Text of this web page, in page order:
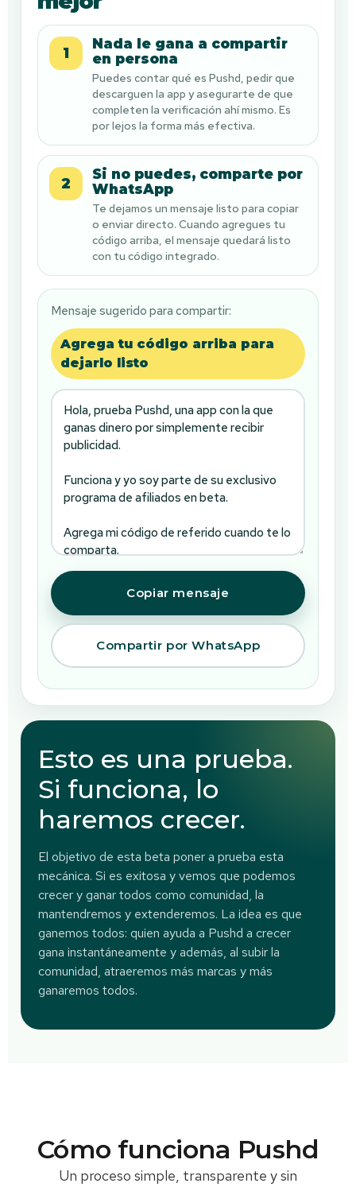
1
Nada le gana a compartir
en persona
Puedes contar qué es Pushd, pedir que
descarguen la app y asegurarte de que
completen la verificación ahí mismo. Es
por lejos la forma más efectiva.
2
Si no puedes, comparte por
WhatsApp
Te dejamos un mensaje listo para copiar
o enviar directo. Cuando agregues tu
código arriba, el mensaje quedará listo
con tu código integrado.
Mensaje sugerido para compartir:
Agrega tu código arriba para
dejarlo listo
Copiar mensaje
Compartir por WhatsApp
Esto es una prueba.
Si funciona, lo
haremos crecer.
El objetivo de esta beta poner a prueba esta
mecánica. Si es exitosa y vemos que podemos
crecer y ganar todos como comunidad, la
mantendremos y extenderemos. La idea es que
ganemos todos: quien ayuda a Pushd a crecer
gana instantáneamente y además, al subir la
comunidad, atraeremos más marcas y más
ganaremos todos.
Cómo funciona Pushd
Un proceso simple, transparente y sin